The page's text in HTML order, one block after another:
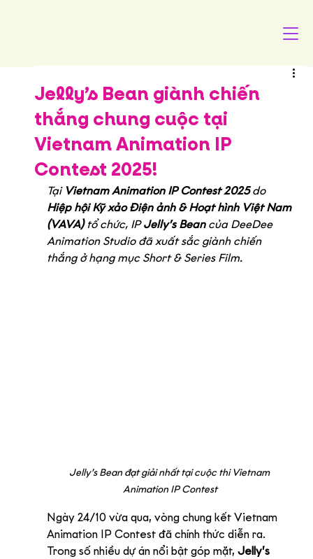
Jelly’s Bean giành chiến
thắng chung cuộc tại
Vietnam Animation IP
Contest 2025!
Tại Vietnam Animation IP Contest 2025 do
Hiệp hội Kỹ xảo Điện ảnh & Hoạt hình Việt Nam
(VAVA) tổ chức, IP Jelly’s Bean của DeeDee
Animation Studio đã xuất sắc giành chiến
thắng ở hạng mục Short & Series Film.
Jelly’s Bean đạt giải nhất tại cuộc thi Vietnam
Animation IP Contest
Ngày 24/10 vừa qua, vòng chung kết Vietnam
Animation IP Contest đã chính thức diễn ra.
Trong số nhiều dự án nổi bật góp mặt, Jelly’s